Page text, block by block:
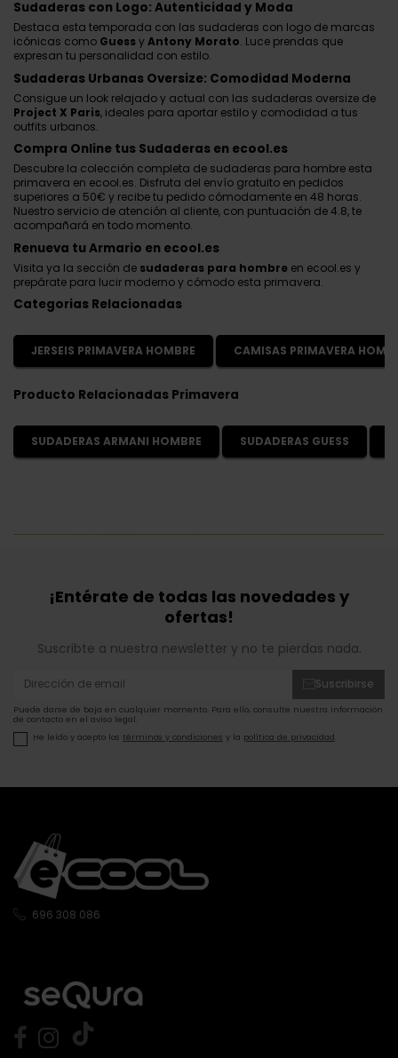
Sudaderas con Logo: Autenticidad y Moda
Destaca esta temporada con las sudaderas con logo de marcas
icónicas como GuessyAntony Morato. Luce prendas que
expresan tu personalidad con estilo.
Sudaderas Urbanas Oversize: Comodidad Moderna
Consigue un look relajado y actual con las sudaderas oversize de
Project X Paris, ideales para aportar estilo y comodidad a tus
outfits urbanos.
Compra Online tus Sudaderas en ecool.es
Descubre la colección completa de sudaderas para hombre esta
primavera en ecool.es. Disfruta del envío gratuito en pedidos
superiores a 50€ y recibe tu pedido cómodamente en 48 horas.
Nuestro servicio de atención al cliente, con puntuación de 4.8, te
acompañará en todo momento.
Renueva tu Armario en ecool.es
Visita ya la sección de sudaderas para hombre en ecool.es y
prepárate para lucir moderno y cómodo esta primavera.
Categorias Relacionadas
JERSEIS PRIMAVERA HOMBRE CAMISAS PRIMAVERA
Producto Relacionadas Primavera
SUDADERAS ARMANI HOMBRE SUDADERAS GUESS
¡Entérate de todas las novedades y
ofertas!
Suscribte a nuestra newsletter y no te pierdas nada.
Suscribirse
Puede darse de baja en cualquier momento. Para ello, consulte nuestra información
de contacto en el aviso legal.
He leído y acepto los términos y condiciones y la política de privacidad
696 308 086